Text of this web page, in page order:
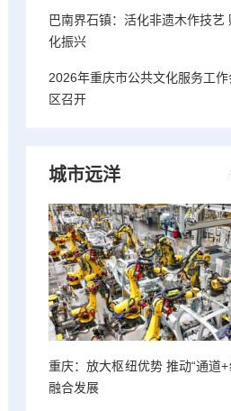
巴南界石镇：活化非遗木作技艺
化振兴
2026年重庆市公共文化服务工
区召开
城市远洋
重庆：放大枢纽优势 推动“通道
融合发展